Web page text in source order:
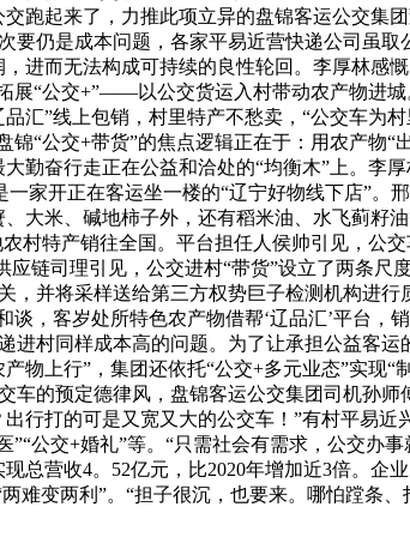
跑起来了，力推此项立异的盘锦客运公交集
仍是成本问题，各家平易近营快递公司虽
进而无法构成可持续的良性轮回。李厚林感
展“公交+”——以公交货运入村带动农产物进
汇”线上包销，村里特产不愁卖，“公交车为
“公交+带货”的焦点逻辑正在于：用农产物
勤奋行走正在公益和洽处的“均衡木”上。李
一家开正在客运坐一楼的“辽宁好物线下店”
大米、碱地柿子外，还有稻米油、水飞蓟籽
村特产销往全国。平台担任人侯帅引见，公
链司理引见，公交进村“带货”设立了两条
并将采样送给第三方权势巨子检测机构进
，客岁处所特色农产物借帮‘辽品汇’平台，
村同样成本高的问题。为了让承担公益客
上行”，集团还依托“公交+多元业态”实现
车的预定德律风，盘锦客运公交集团司机孙
行打的可是又宽又大的公交车！”有村平易
公交+婚礼”等。“只需社会有需求，公交办
总营收4。52亿元，比2020年增加近3倍。
难变两利”。“担子很沉，也要来。哪怕蹚条